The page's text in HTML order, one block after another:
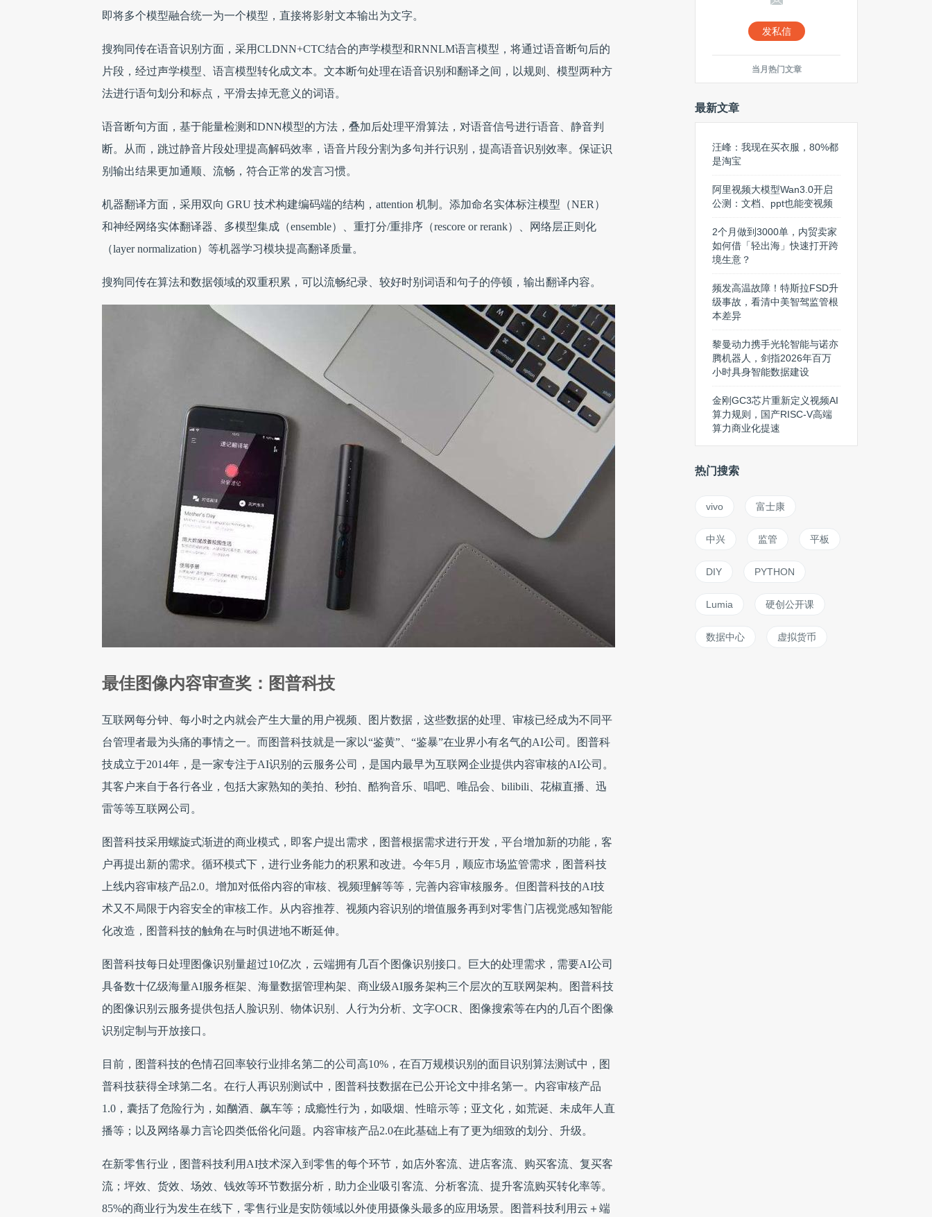
即将多个模型融合统一为一个模型，直接将影射文本输出为文字。
搜狗同传在语音识别方面，采用CLDNN+CTC结合的声学模型和RNNLM语言模型，将通过语音断句后的
片段，经过声学模型、语言模型转化成文本。文本断句处理在语音识别和翻译之间，以规则、模型两种方
法进行语句划分和标点，平滑去掉无意义的词语。
语音断句方面，基于能量检测和DNN模型的方法，叠加后处理平滑算法，对语音信号进行语音、静音判
断。从而，跳过静音片段处理提高解码效率，语音片段分割为多句并行识别，提高语音识别效率。保证识
别输出结果更加通顺、流畅，符合正常的发言习惯。
机器翻译方面，采用双向 GRU 技术构建编码端的结构，attention 机制。添加命名实体标注模型（NER）
和神经网络实体翻译器、多模型集成（ensemble）、重打分/重排序（rescore or rerank）、网络层正则化
（layer normalization）等机器学习模块提高翻译质量。
搜狗同传在算法和数据领域的双重积累，可以流畅纪录、较好时别词语和句子的停顿，输出翻译内容。
最佳图像内容审查奖：图普科技
互联网每分钟、每小时之内就会产生大量的用户视频、图片数据，这些数据的处理、审核已经成为不同平
台管理者最为头痛的事情之一。而图普科技就是一家以“鉴黄”、“鉴暴”在业界小有名气的AI公司。图普科
技成立于2014年，是一家专注于AI识别的云服务公司，是国内最早为互联网企业提供内容审核的AI公司。
其客户来自于各行各业，包括大家熟知的美拍、秒拍、酷狗音乐、唱吧、唯品会、bilibili、花椒直播、迅
雷等等互联网公司。
图普科技采用螺旋式渐进的商业模式，即客户提出需求，图普根据需求进行开发，平台增加新的功能，客
户再提出新的需求。循环模式下，进行业务能力的积累和改进。今年5月，顺应市场监管需求，图普科技
上线内容审核产品2.0。增加对低俗内容的审核、视频理解等等，完善内容审核服务。但图普科技的AI技
术又不局限于内容安全的审核工作。从内容推荐、视频内容识别的增值服务再到对零售门店视觉感知智能
化改造，图普科技的触角在与时俱进地不断延伸。
图普科技每日处理图像识别量超过10亿次，云端拥有几百个图像识别接口。巨大的处理需求，需要AI公司
具备数十亿级海量AI服务框架、海量数据管理构架、商业级AI服务架构三个层次的互联网架构。图普科技
的图像识别云服务提供包括人脸识别、物体识别、人行为分析、文字OCR、图像搜索等在内的几百个图像
识别定制与开放接口。
目前，图普科技的色情召回率较行业排名第二的公司高10%，在百万规模识别的面目识别算法测试中，图
普科技获得全球第二名。在行人再识别测试中，图普科技数据在已公开论文中排名第一。内容审核产品
1.0，囊括了危险行为，如酗酒、飙车等；成瘾性行为，如吸烟、性暗示等；亚文化，如荒诞、未成年人直
播等；以及网络暴力言论四类低俗化问题。内容审核产品2.0在此基础上有了更为细致的划分、升级。
在新零售行业，图普科技利用AI技术深入到零售的每个环节，如店外客流、进店客流、购买客流、复买客
流；坪效、货效、场效、钱效等环节数据分析，助力企业吸引客流、分析客流、提升客流购买转化率等。
85%的商业行为发生在线下，零售行业是安防领域以外使用摄像头最多的应用场景。图普科技利用云＋端
发私信
当月热门文章
最新文章
汪峰：我现在买衣服，80%都
是淘宝
阿里视频大模型Wan3.0开启
公测：文档、ppt也能变视频
2个月做到3000单，内贸卖家
如何借「轻出海」快速打开跨
境生意？
频发高温故障！特斯拉FSD升
级事故，看清中美智驾监管根
本差异
黎曼动力携手光轮智能与诺亦
腾机器人，剑指2026年百万
小时具身智能数据建设
金刚GC3芯片重新定义视频AI
算力规则，国产RISC-V高端
算力商业化提速
热门搜索
vivo 富士康
中兴 监管 平板
DIY PYTHON
Lumia 硬创公开课
数据中心 虚拟货币